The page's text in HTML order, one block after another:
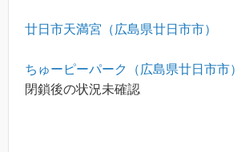
廿日市天満宮（広島県廿日市市）
ちゅーピーパーク（広島県廿日市市）
閉鎖後の状況未確認